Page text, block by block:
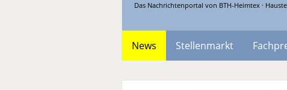
Das Nachrichtenportal von BTH-Heimtex ·
News Stellenmarkt